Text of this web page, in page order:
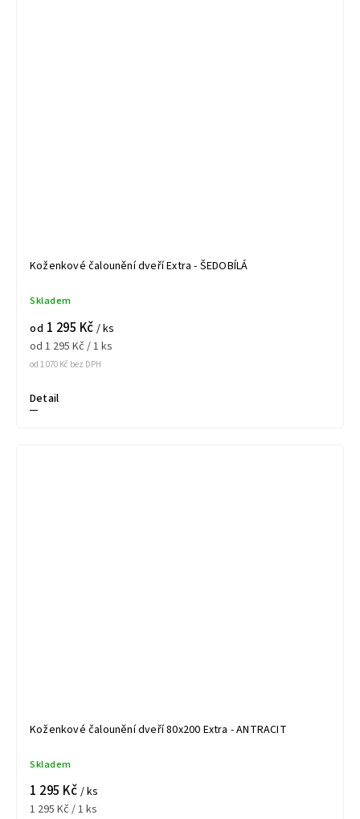
Koženkové čalounění dveří Extra - ŠEDOBÍLÁ
Skladem
od 1 070 Kč bez DPH
od 1 295 Kč / ks
od 1 295 Kč / 1 ks
Detail
Koženkové čalounění dveří 80x200 Extra - ANTRACIT
Skladem
1 295 Kč / ks
1 295 Kč / 1 ks